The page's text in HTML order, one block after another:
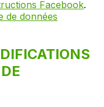
Facebook.
de données